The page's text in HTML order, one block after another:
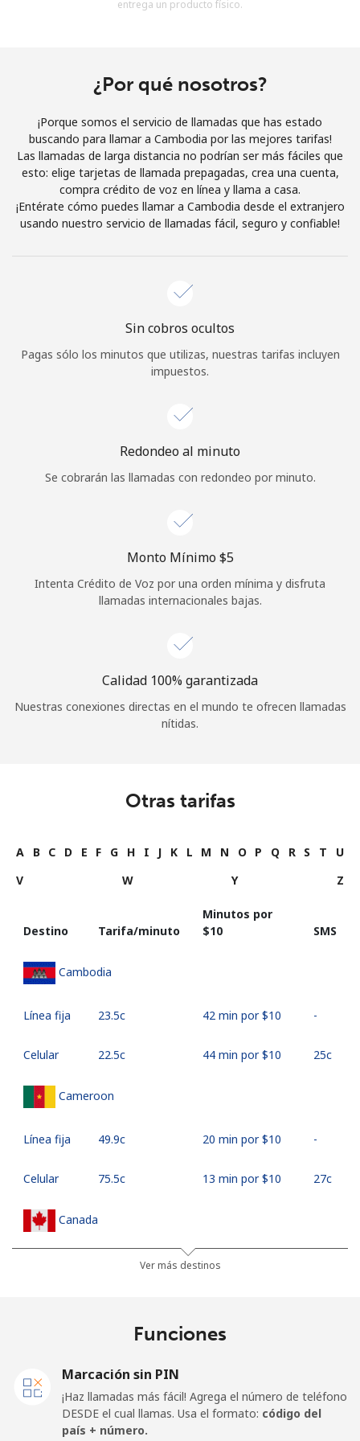
Al abrir una cuenta en este sitio web, estoy de acuerdo con
Únete
¡Hola!
Inicia sesión o REGÍSTRATE →
¿Olvidaste tu contraseña? →
Iniciar Sesión
entrega un producto físico.
¿Por qué nosotros?
¡Porque somos el servicio de llamadas que has estado
buscando para llamar a Cambodia por las mejores tarifas!
Las llamadas de larga distancia no podrían ser más fáciles que
esto: elige tarjetas de llamada prepagadas, crea una cuenta,
compra crédito de voz en línea y llama a casa.
¡Entérate cómo puedes llamar a Cambodia desde el extranjero
usando nuestro servicio de llamadas fácil, seguro y confiable!
Sin cobros ocultos
Pagas sólo los minutos que utilizas, nuestras tarifas incluyen
impuestos.
Redondeo al minuto
Se cobrarán las llamadas con redondeo por minuto.
Monto Mínimo ⁦$5⁩
Intenta Crédito de Voz por una orden mínima y disfruta
llamadas internacionales bajas.
Calidad 100% garantizada
Nuestras conexiones directas en el mundo te ofrecen llamadas
nítidas.
Otras tarifas
A B C D E F G H I J K L M N O P Q R S T
U
V
W Y Z
Destino Tarifa/minuto
Minutos por
⁦$10⁩
SMS
Cambodia
Línea fija ⁦23.5c⁩ 42 min por ⁦$10⁩ -
Celular ⁦22.5c⁩ 44 min por ⁦$10⁩ ⁦25c⁩
Cameroon
Línea fija ⁦49.9c⁩ 20 min por ⁦$10⁩ -
Celular ⁦75.5c⁩ 13 min por ⁦$10⁩ ⁦27c⁩
Canada
665 min por ⁦$10⁩
⁦54.9c⁩ 18 min por ⁦$10⁩ ⁦25c⁩
Ver más destinos
Funciones
Marcación sin PIN
¡Haz llamadas más fácil! Agrega el número de teléfono
DESDE el cual llamas. Usa el formato: código del
país + número.